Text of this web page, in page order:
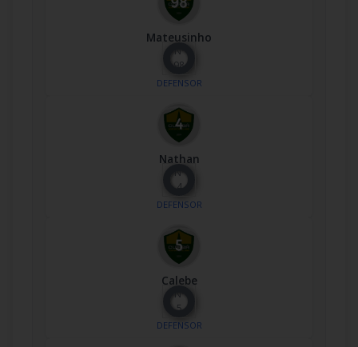
Mateusinho
Nº
98
DEFENSOR
Nathan
Nº
4
DEFENSOR
Calebe
Nº
5
DEFENSOR